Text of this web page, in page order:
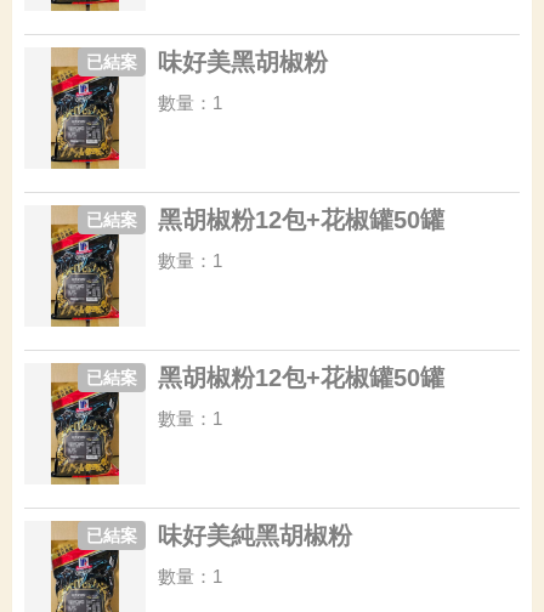
味好美黑胡椒粉
已結案
數量：1
黑胡椒粉12包+花椒罐50罐
已結案
數量：1
黑胡椒粉12包+花椒罐50罐
已結案
數量：1
味好美純黑胡椒粉
已結案
數量：1